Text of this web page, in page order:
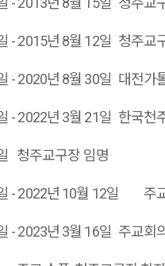
- 2015년 8월 12일 청주교
- 2020년 8월 30일 대전가
- 2022년 3월 21일 한국천
청주교구장 임명
- 2022년 10월 12일 주
- 2023년 3월 16일 주교회